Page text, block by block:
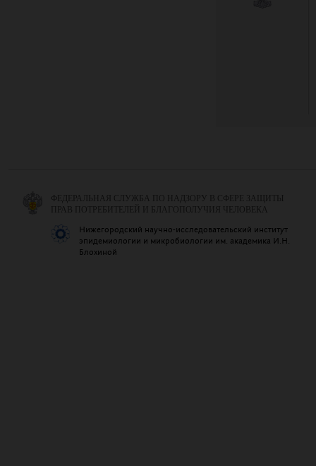
ФЕДЕРАЛЬНАЯ СЛУЖБА ПО НАДЗОРУ В СФЕРЕ ЗАЩИТЫ
ПРАВ ПОТРЕБИТЕЛЕЙ И БЛАГОПОЛУЧИЯ ЧЕЛОВЕКА
Нижегородский научно-исследовательский институт
эпидемиологии и микробиологии им. академика И.Н.
Блохиной